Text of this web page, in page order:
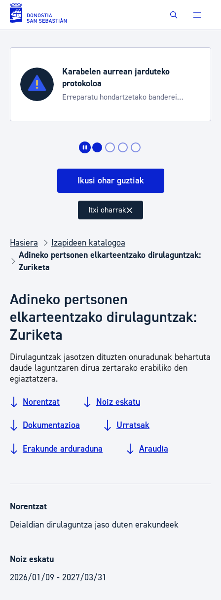
Eduki nagusira joan Buscar
Karabelen aurrean jarduteko
protokoloa
Erreparatu hondartzetako banderei
Ikusi ohar guztiak
Itxi oharrak
Hasiera
Izapideen katalogoa
Adineko pertsonen elkarteentzako dirulaguntzak:
Zuriketa
Adineko pertsonen
elkarteentzako dirulaguntzak:
Zuriketa
Dirulaguntzak jasotzen dituzten onuradunak behartuta
daude laguntzaren dirua zertarako erabiliko den
egiaztatzera.
Norentzat Noiz eskatu
Dokumentazioa Urratsak
Erakunde arduraduna Araudia
Norentzat
Deialdian dirulaguntza jaso duten erakundeek
Noiz eskatu
2026/01/09 - 2027/03/31